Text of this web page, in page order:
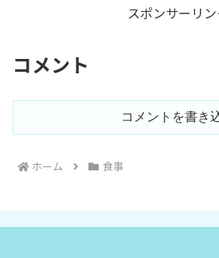
ースかつ定食に変更しました。
Google
スポンサーリン
コメント
コメントを書き
ホーム 食事